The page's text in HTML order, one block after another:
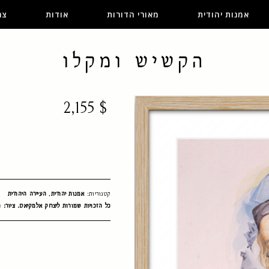
אמנות יהודית מאורי הדורות אודות
הקשיש ומקלו
2,155 $
קטגוריות:אמנות יהודית, העיירה היהודית
כל הזכויות שמורות ליצחק אלמקיאס. ציור: